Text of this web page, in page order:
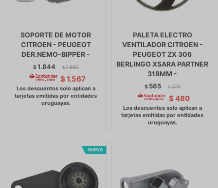
SOPORTE DE MOTOR
CITROEN - PEUGEOT
DER.NEMO-BIPPER -
$1.844 $ 1.890
$ 1.567
PALETA ELECTRO
VENTILADOR CITROEN -
PEUGEOT ZX 306
BERLINGO XSARA PARTNER
318MM -
$ 565 $ 579
$ 480